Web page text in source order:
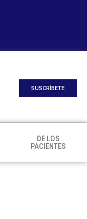
SUSCRÍBETE
DE LOS
PACIENTES